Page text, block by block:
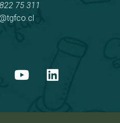
822 75 311
u
t
b
n
k
d